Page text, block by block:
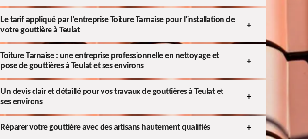
Le tarif appliqué par l'entreprise Toiture Tarnaise pour l'installation de
votre gouttière à Teulat
Toiture Tarnaise : une entreprise professionnelle en nettoyage et
pose de gouttières à Teulat et ses environs
Un devis clair et détaillé pour vos travaux de gouttières à Teulat et
ses environs
Réparer votre gouttière avec des artisans hautement qualifiés